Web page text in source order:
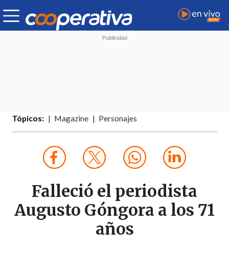
Tópicos: Magazine Personajes
Falleció el periodista
Augusto Góngora a los 71
años